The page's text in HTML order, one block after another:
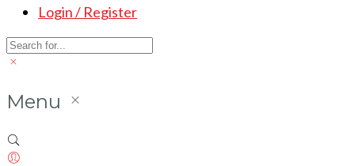
Login / Register
Menu